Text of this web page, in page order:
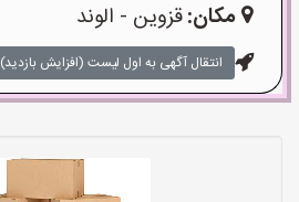
مکان:قزوین - الوند
انتقال آگهی به اول لیست (افزایش بازدید)